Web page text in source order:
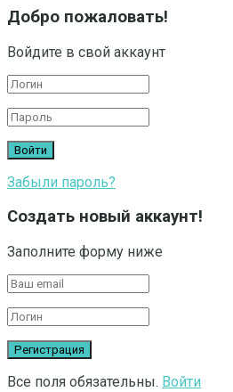
Добро пожаловать!
Войдите в свой аккаунт
Забыли пароль?
Создать новый аккаунт!
Заполните форму ниже
Все поля обязательны. Войти